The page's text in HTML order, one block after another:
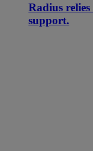
Radius
support.